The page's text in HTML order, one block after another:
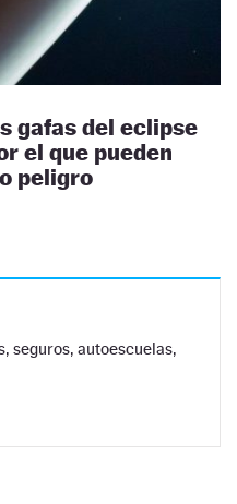
gafas del eclipse
el que pueden
peligro
seguros, autoescuelas,